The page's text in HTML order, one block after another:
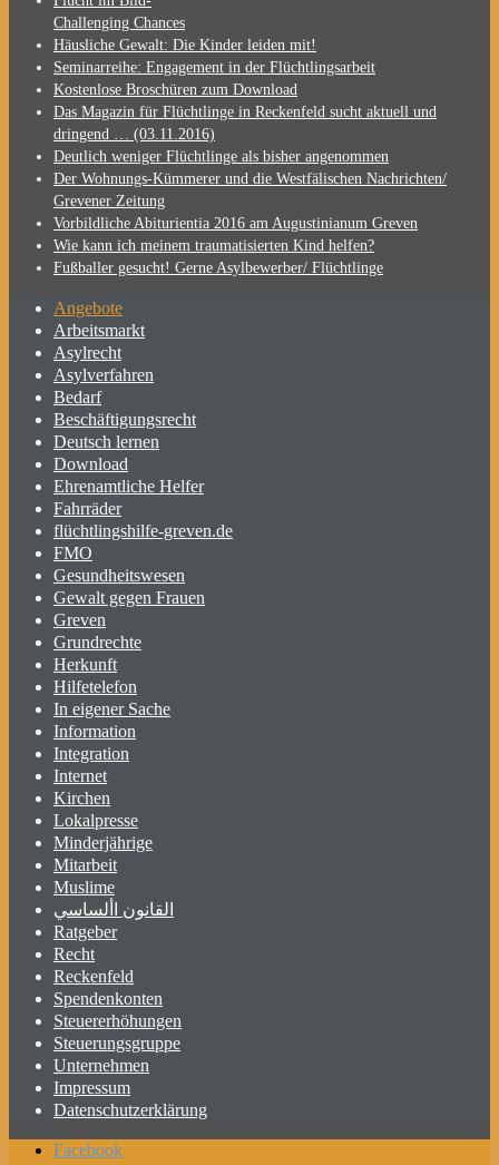
Challenging Chances
Häusliche Gewalt: Die Kinder leiden mit!
Seminarreihe: Engagement in der Flüchtlingsarbeit
Kostenlose Broschüren zum Download
Das Magazin für Flüchtlinge in Reckenfeld sucht aktuell und
dringend … (03.11.2016)
Deutlich weniger Flüchtlinge als bisher angenommen
Der Wohnungs-Kümmerer und die Westfälischen Nachrichten/
Grevener Zeitung
Vorbildliche Abiturientia 2016 am Augustinianum Greven
Wie kann ich meinem traumatisierten Kind helfen?
Fußballer gesucht! Gerne Asylbewerber/ Flüchtlinge
Angebote
Arbeitsmarkt
Asylrecht
Asylverfahren
Bedarf
Beschäftigungsrecht
Deutsch lernen
Download
Ehrenamtliche Helfer
Fahrräder
flüchtlingshilfe-greven.de
FMO
Gesundheitswesen
Gewalt gegen Frauen
Greven
Grundrechte
Herkunft
Hilfetelefon
In eigener Sache
Information
Integration
Internet
Kirchen
Lokalpresse
Minderjährige
Mitarbeit
Muslime
القانون األساسي
Ratgeber
Recht
Reckenfeld
Spendenkonten
Steuererhöhungen
Steuerungsgruppe
Unternehmen
Impressum
Datenschutzerklärung
Facebook